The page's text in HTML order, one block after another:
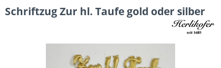
Schriftzug Zur hl. Taufe gold oder silber